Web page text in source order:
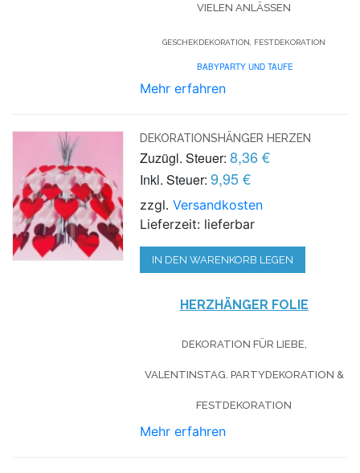
VIELEN ANLÄSSEN
GESCHEKDEKORATION, FESTDEKORATION
BABYPARTY UND TAUFE
Mehr erfahren
DEKORATIONSHÄNGER HERZEN
Zuzügl. Steuer: 8,36 €
Inkl. Steuer: 9,95 €
zzgl.Versandkosten
Lieferzeit: lieferbar
IN DEN WARENKORB LEGEN
HERZHÄNGER FOLIE
DEKORATION FÜR LIEBE,
VALENTINSTAG. PARTYDEKORATION &
FESTDEKORATION
Mehr erfahren